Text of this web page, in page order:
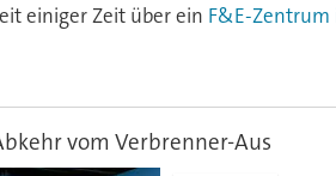
einiger Zeit über ein F&E-
vom Verbrenner-Aus